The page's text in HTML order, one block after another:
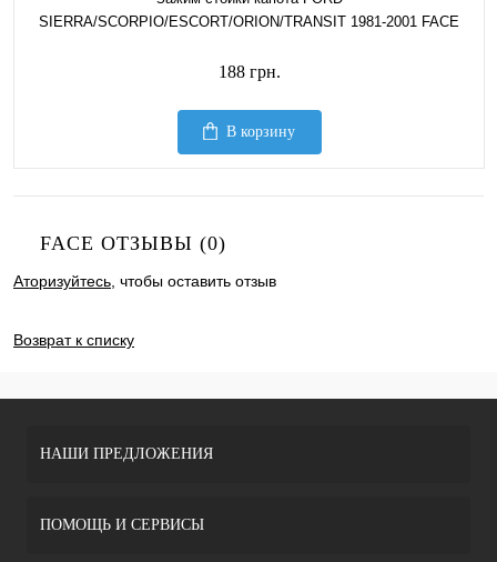
SIERRA/SCORPIO/ESCORT/ORION/TRANSIT 1981-2001 FACE
188 грн.
В корзину
FACE ОТЗЫВЫ (0)
Аторизуйтесь , чтобы оставить отзыв
Возврат к списку
НАШИ ПРЕДЛОЖЕНИЯ
ПОМОЩЬ И СЕРВИСЫ